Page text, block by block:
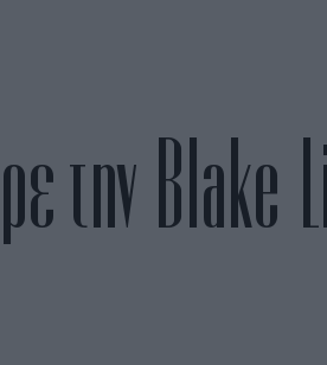
την Blake